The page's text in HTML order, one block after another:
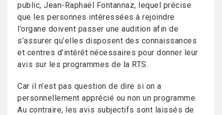
public, Jean-Raphaël Fontannaz, lequel précise
que les personnes intéressées à rejoindre
l’organe doivent passer une audition afin de
s’assurer qu’elles disposent des connaissances
et centres d’intérêt nécessaires pour donner leur
avis sur les programmes de la RTS.
Car il n’est pas question de dire si on a
personnellement apprécié ou non un programme.
Au contraire, les avis subjectifs sont laissés de